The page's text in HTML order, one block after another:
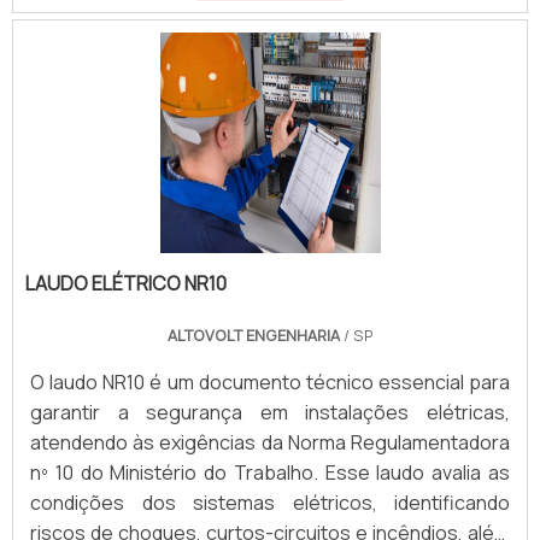
LAUDO ELÉTRICO NR10
ALTOVOLT ENGENHARIA/ SP
O laudo NR10 é um documento técnico essencial para
garantir a segurança em instalações elétricas,
atendendo às exigências da Norma Regulamentadora
nº 10 do Ministério do Trabalho. Esse laudo avalia as
condições dos sistemas elétricos, identificando
riscos de choques, curtos-circuitos e incêndios, além